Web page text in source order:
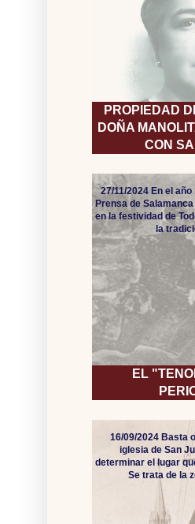
PROPIEDAD
DOÑA
CON
EL
27/11/2024 En el
Prensa de
en la festividad de
la
16/09/2024 Basta
iglesia de San
determinar el lugar
Se trata de la